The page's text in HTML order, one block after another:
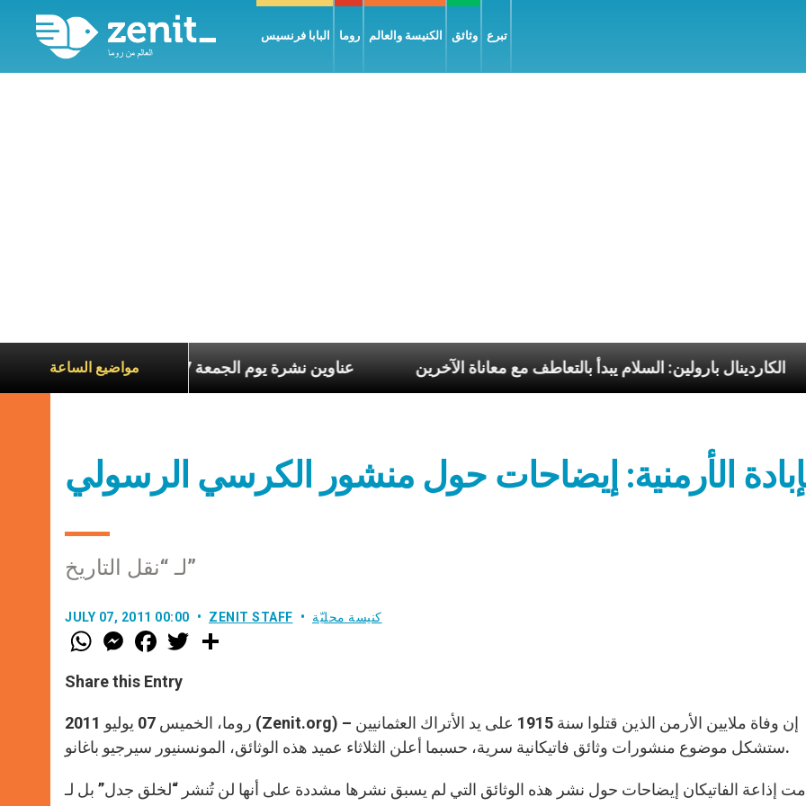
البابا فرنسيس روما الكنيسة والعالم وثائق تبرع
مواضيع الساعةعناوين نشرة يوم الجمعة 7 آب 2026: السلام يُبنى بصبر يومًا بعد يوم الكاردينال بارولين: السلام يبدأ بالتعاطف مع معاناة الآخرين
الأرمنية: إيضاحات حول منشور الكرسي الرسولي
لـ “نقل التاريخ”
JULY 07, 2011 00:00 ZENIT STAFF كنيسة محليّة
W
h
t
s
p
p
M
e
s
e
g
e
r
F
a
e
b
o
k
w
r
Share this Entry
روما، الخميس 07 يوليو 2011 (Zenit.org) – إن وفاة ملايين الأرمن الذين قتلوا سنة 1915 على يد الأتراك العثمانيين
ستشكل موضوع منشورات وثائق فاتيكانية سرية، حسبما أعلن الثلاثاء عميد هذه الوثائق، المونسنيور سيرجيو باغانو.
إذاعة الفاتيكان إيضاحات حول نشر هذه الوثائق التي لم يسبق نشرها مشددة على أنها لن تُنشر “لخلق جدل” بل لـ